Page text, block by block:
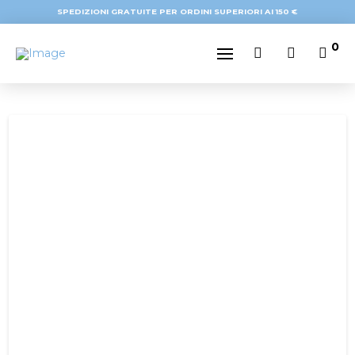
SPEDIZIONI GRATUITE PER ORDINI SUPERIORI AI 150 €
0